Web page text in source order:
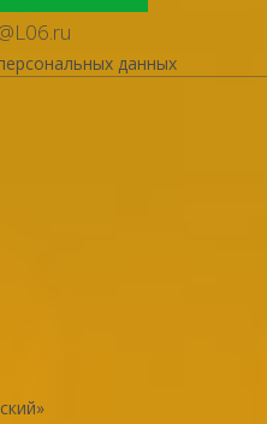
данных